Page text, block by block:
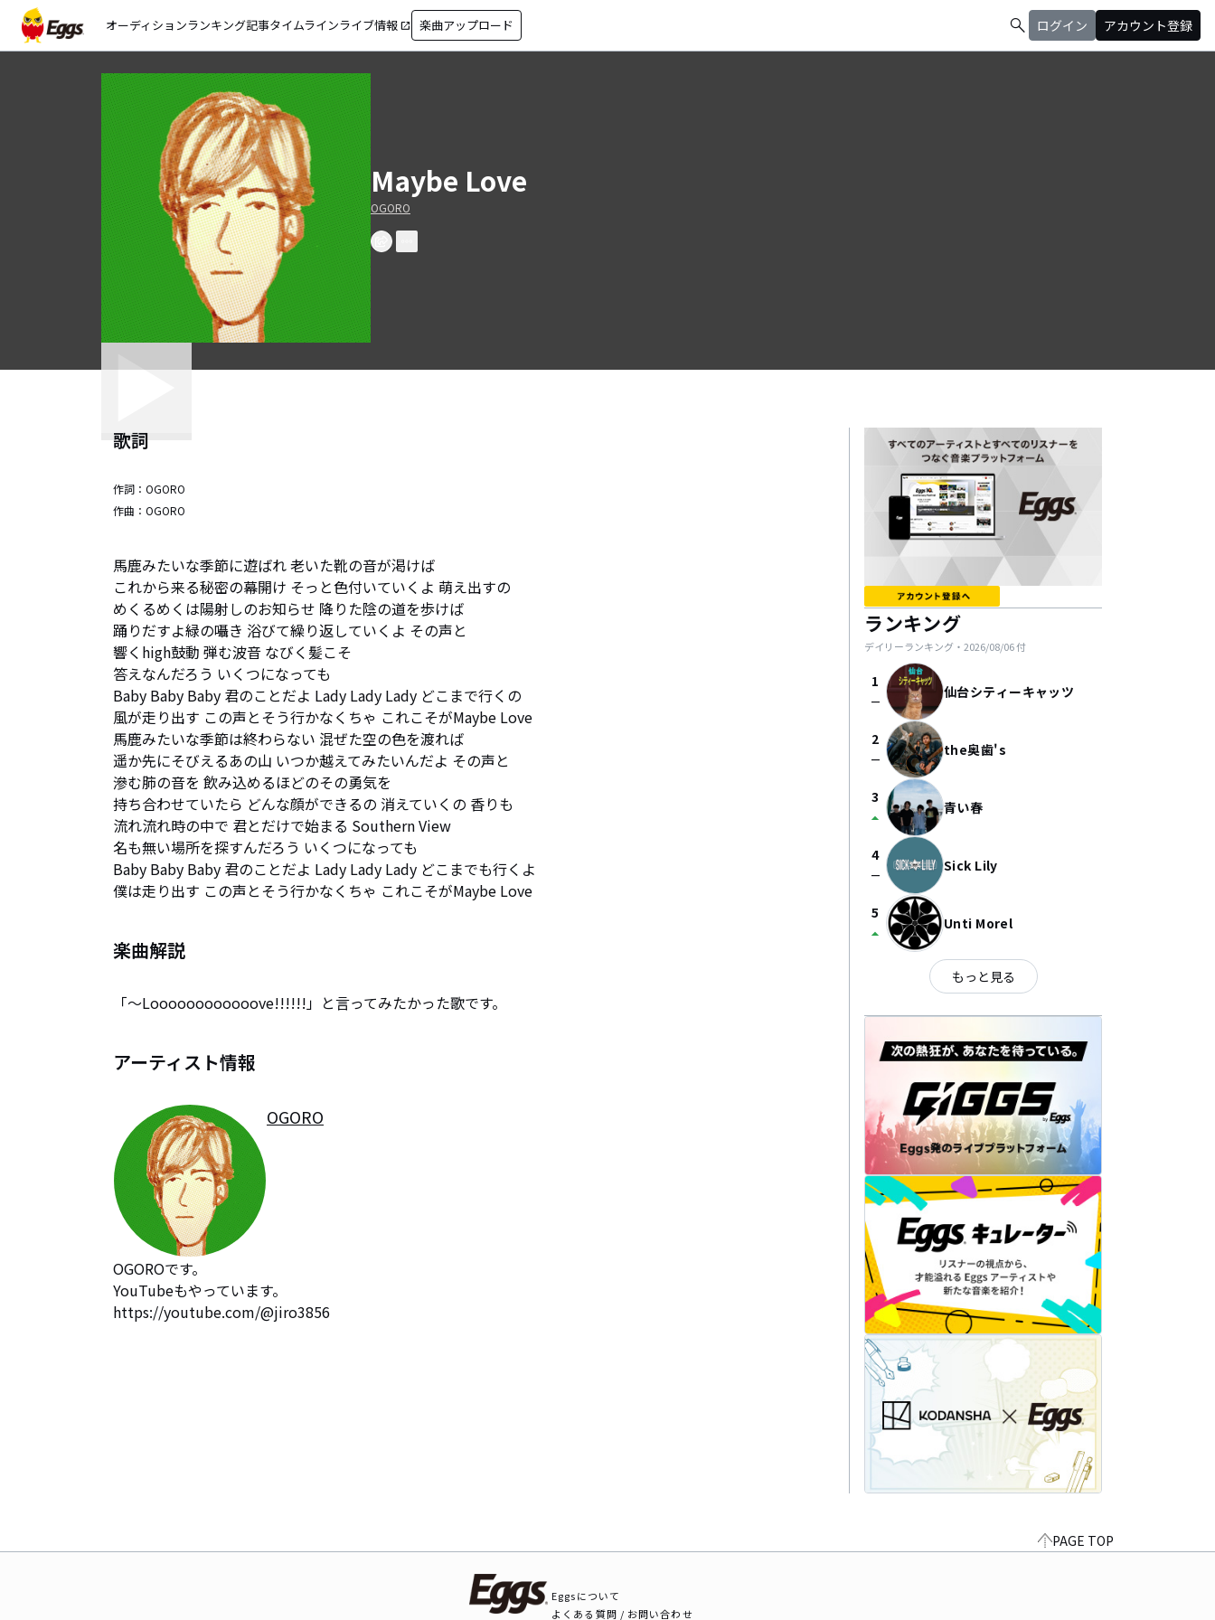
オーディションランキング記事タイムラインライブ情報 open_in_new 楽曲アップロード search ログイン アカウント登録
Maybe Love
OGORO
歌詞
作詞： OGORO
作曲： OGORO
馬鹿みたいな季節に遊ばれ 老いた靴の音が渇けば
これから来る秘密の幕開け そっと色付いていくよ 萌え出すの
めくるめくは陽射しのお知らせ 降りた陰の道を歩けば
踊りだすよ緑の囁き 浴びて繰り返していくよ その声と
響くhigh鼓動 弾む波音 なびく髪こそ
答えなんだろう いくつになっても
Baby Baby Baby 君のことだよ Lady Lady Lady どこまで行くの
風が走り出す この声とそう行かなくちゃ これこそがMaybe Love
馬鹿みたいな季節は終わらない 混ぜた空の色を渡れば
遥か先にそびえるあの山 いつか越えてみたいんだよ その声と
滲む肺の音を 飲み込めるほどのその勇気を
持ち合わせていたら どんな顔ができるの 消えていくの 香りも
流れ流れ時の中で 君とだけで始まる Southern View
名も無い場所を探すんだろう いくつになっても
Baby Baby Baby 君のことだよ Lady Lady Lady どこまでも行くよ
僕は走り出す この声とそう行かなくちゃ これこそがMaybe Love
楽曲解説
「～Loooooooooooove!!!!!!」と言ってみたかった歌です。
アーティスト情報
OGORO
OGOROです。
YouTubeもやっています。
https://youtube.com/@jiro3856
ランキング
デイリーランキング・ 2026/08/06付
1
check_indeterminate_small 仙台シティーキャッツ
2
check_indeterminate_small the奥歯's
3
arrow_drop_up 青い春
4
check_indeterminate_small Sick Lily
5
arrow_drop_up Unti Morel
もっと見る
PAGE TOP
Eggsについて
よくある質問 / お問い合わせ